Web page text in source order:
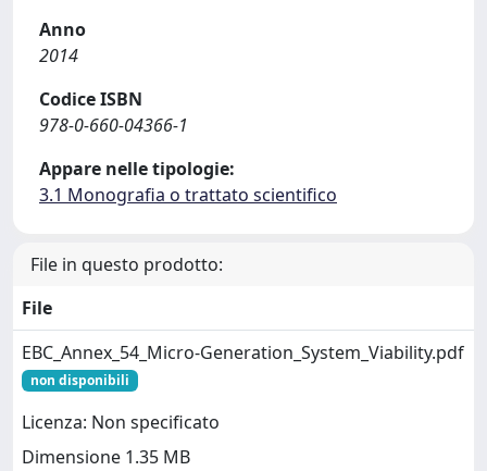
Anno
2014
Codice ISBN
978-0-660-04366-1
Appare nelle tipologie:
3.1 Monografia o trattato scientifico
File in questo prodotto:
File
EBC_Annex_54_Micro-Generation_System_Viability.pdf
non disponibili
Licenza: Non specificato
Dimensione 1.35 MB